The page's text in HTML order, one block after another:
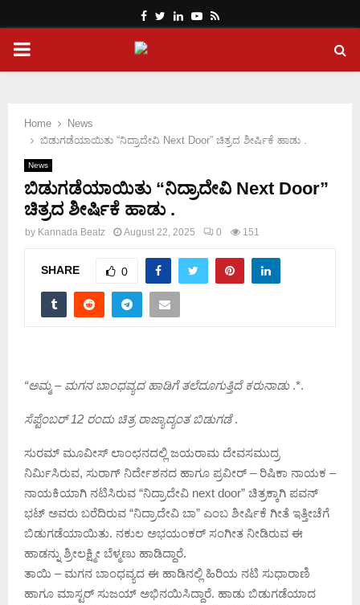
Facebook
Twitter
LinkedinYoutube
Rss
PRIMARY
Home
News
ಬಿಡುಗಡೆಯಾಯಿತು “ನಿದ್ರಾದೇವಿ Next Door” ಚಿತ್ರದ ಶೀರ್ಷಿಕೆ ಹಾಡು .
News
ಬಿಡುಗಡೆಯಾಯಿತು “ನಿದ್ರಾದೇವಿ Next Door”
ಚಿತ್ರದ ಶೀರ್ಷಿಕೆ ಹಾಡು .
by Kannada Beatz August 22, 2025 0 151
SHARE 0
“ಅಮ್ಮ – ಮಗನ ಬಾಂಧವ್ಯದ ಹಾಡಿಗೆ ತಲೆದೂಗುತ್ತಿದೆ ಕರುನಾಡು.*.
ಸೆಪ್ಟೆಂಬರ್ 12 ರಂದು ಚಿತ್ರ ರಾಜ್ಯಾದ್ಯಂತ ಬಿಡುಗಡೆ.
ಸುರಮ್ ಮೂವೀಸ್ ಲಾಂಛನದಲ್ಲಿ ಜಯರಾಮ ದೇವಸಮುದ್ರ
ನಿರ್ಮಿಸಿರುವ, ಸುರಾಗ್ ನಿರ್ದೇಶನದ ಹಾಗೂ ಪ್ರವೀರ್ – ರಿಷಿಕಾ ನಾಯಕ –
ನಾಯಕಿಯಾಗಿ ನಟಿಸಿರುವ “ನಿದ್ರಾದೇವಿ next door” ಚಿತ್ರಕ್ಕಾಗಿ ಪವನ್
ಭಟ್ ಅವರು ಬರೆದಿರುವ “ನಿದ್ರಾದೇವಿ ಬಾ” ಎಂಬ ಶೀರ್ಷಿಕೆ ಗೀತೆ ಇತ್ತೀಚೆಗೆ
ಬಿಡುಗಡೆಯಾಯಿತು. ನಕುಲ ಅಭಯಂಕರ್ ಸಂಗೀತ ನೀಡಿರುವ ಈ
ಹಾಡನ್ನು ಶ್ರೀಲಕ್ಷ್ಮೀ ಬೆಳ್ಮಣು ಹಾಡಿದ್ದಾರೆ.
ತಾಯಿ – ಮಗನ ಬಾಂಧವ್ಯದ ಈ ಹಾಡಿನಲ್ಲಿ ಹಿರಿಯ ನಟಿ ಸುಧಾರಾಣಿ
ಹಾಗೂ ಮಾಸ್ಟರ್ ಸುಜಯ್ ಅಭಿನಯಿಸಿದ್ದಾರೆ. ಹಾಡು ಬಿಡುಗಡೆಯಾದ